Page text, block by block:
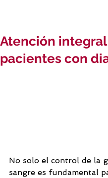
Atención
pacientes con
No solo el control de la
sangre es fundamental